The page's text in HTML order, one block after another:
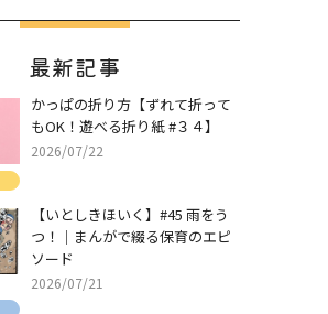
最新記事
かっぱの折り方【ずれて折って
もOK！遊べる折り紙 #３４】
2026/07/22
【いとしきほいく】#45 雨をう
つ！｜まんがで綴る保育のエピ
ソード
2026/07/21